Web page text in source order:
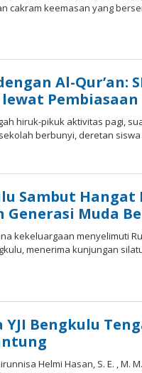
cakram keemasan yang
Al-Qur’an:
lewat
hiruk-pikuk aktivitas pagi,
berbunyi, deretan
Sambut Hangat
Generasi Muda
kekeluargaan menyelimuti
menerima kunjungan
Bengkulu
Helmi Hasan, S. E. ,